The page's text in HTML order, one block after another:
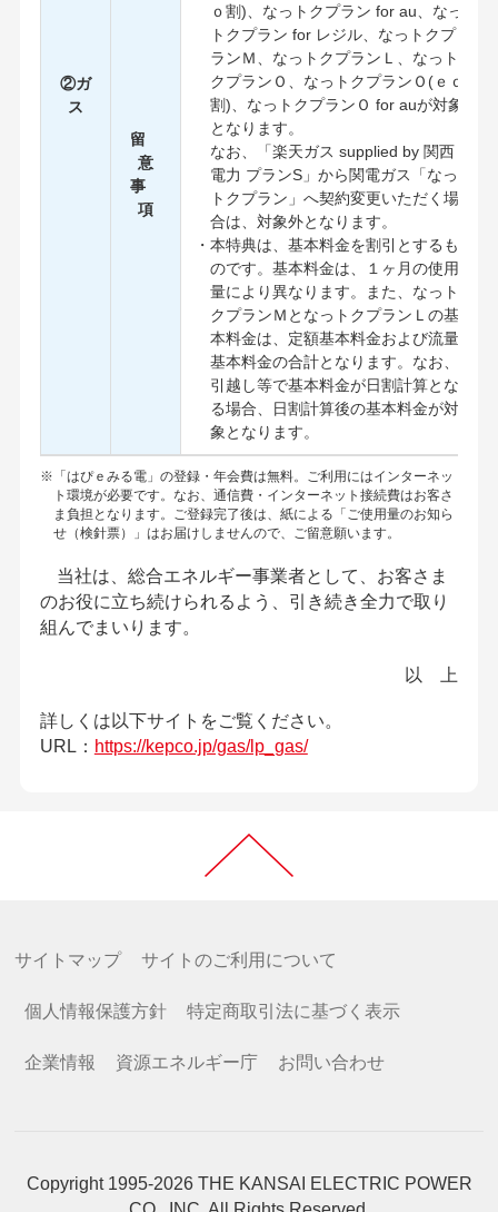
②ガ
ス
留
意
事
項
ｏ割)、なっトクプラン for au、なっ
トクプラン for レジル、なっトクプ
ランＭ、なっトクプランＬ、なっト
クプランＯ、なっトクプランＯ(ｅｏ
割)、なっトクプランＯ for auが対象
となります。
なお、「楽天ガス supplied by 関西
電力 プランS」から関電ガス「なっ
トクプラン」へ契約変更いただく場
合は、対象外となります。
・本特典は、基本料金を割引とするも
のです。基本料金は、１ヶ月の使用
量により異なります。また、なっト
クプランＭとなっトクプランＬの基
本料金は、定額基本料金および流量
基本料金の合計となります。なお、
引越し等で基本料金が日割計算とな
る場合、日割計算後の基本料金が対
象となります。
※「はぴｅみる電」の登録・年会費は無料。ご利用にはインターネッ
ト環境が必要です。なお、通信費・インターネット接続費はお客さ
ま負担となります。ご登録完了後は、紙による「ご使用量のお知ら
せ（検針票）」はお届けしませんので、ご留意願います。
当社は、総合エネルギー事業者として、お客さま
のお役に立ち続けられるよう、引き続き全力で取り
組んでまいります。
以 上
詳しくは以下サイトをご覧ください。
URL： https://kepco.jp/gas/lp_gas/
サイトマップ サイトのご利用について
個人情報保護方針 特定商取引法に基づく表示
企業情報 資源エネルギー庁 お問い合わせ
Copyright 1995-2026 THE KANSAI ELECTRIC POWER